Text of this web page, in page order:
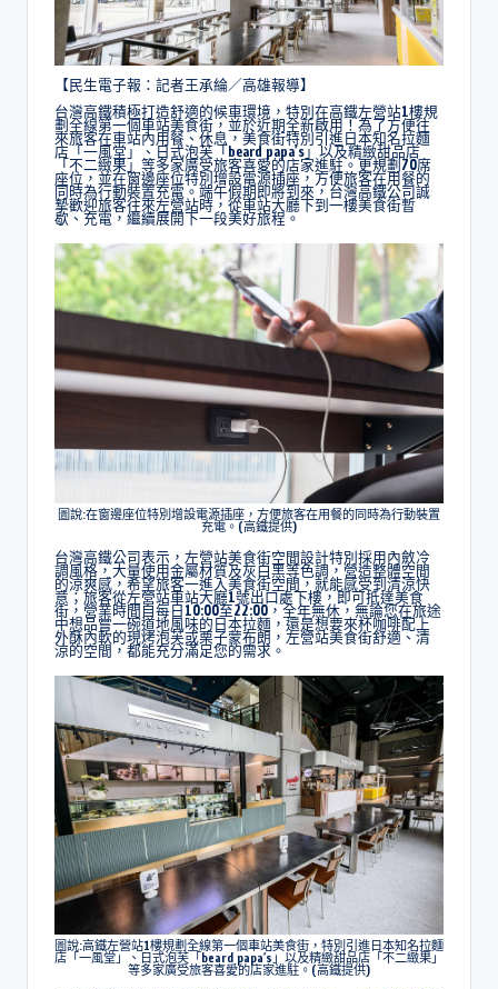
【民生電子報：記者王承綸／高雄報導】
台灣高鐵積極打造舒適的候車環境，特別在高鐵左營站1樓規
劃全線第一個車站美食街，並於近期全新啟用！為了方便往
來旅客在車站內用餐、休息，美食街特別引進日本知名拉麵
店「一風堂」、日式泡芙「beard papa’s」以及精緻甜品店
「不二緻果」等多家廣受旅客喜愛的店家進駐。更規劃70席
座位，並在窗邊座位特別增設電源插座，方便旅客在用餐的
同時為行動裝置充電。端午假期即將到來，台灣高鐵公司誠
摯歡迎旅客往來左營站時，從車站大廳下到一樓美食街暫
歇、充電，繼續展開下一段美好旅程。
圖說:在窗邊座位特別增設電源插座，方便旅客在用餐的同時為行動裝置
充電。(高鐵提供)
台灣高鐵公司表示，左營站美食街空間設計特別採用內斂冷
調風格，大量使用金屬材質及灰白黑等色調，營造整體空間
的涼爽感，希望旅客一進入美食街空間，就能感受到清涼快
意；旅客從左營站車站大廳1號出口處下樓，即可抵達美食
街，營業時間自每日10:00至22:00，全年無休，無論您在旅途
中想品嘗一碗道地風味的日本拉麵，還是想要來杯咖啡配上
外酥內軟的現烤泡芙或栗子蒙布朗，左營站美食街舒適、清
涼的空間，都能充分滿足您的需求。
圖說:高鐵左營站1樓規劃全線第一個車站美食街，特別引進日本知名拉麵
店「一風堂」、日式泡芙「beard papa’s」以及精緻甜品店「不二緻果」
等多家廣受旅客喜愛的店家進駐。(高鐵提供)